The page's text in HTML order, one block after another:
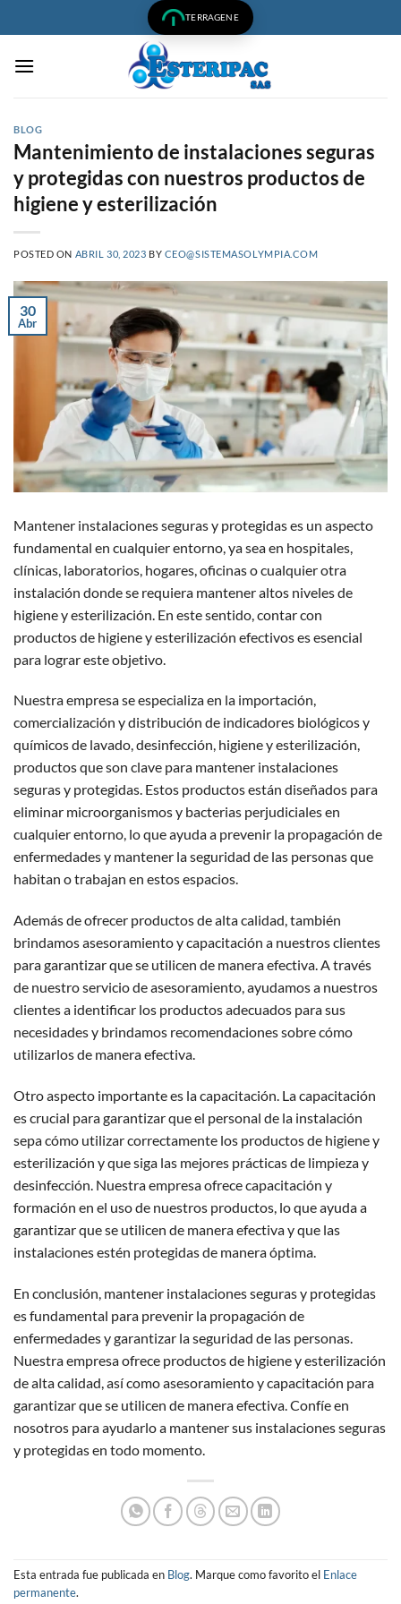
al
TERRAGENE
BLOG
Mantenimiento de instalaciones seguras
y protegidas con nuestros productos de
higiene y esterilización
POSTED ON ABRIL 30, 2023 BY CEO@SISTEMASOLYMPIA.COM
30
Abr
Mantener instalaciones seguras y protegidas es un aspecto
fundamental en cualquier entorno, ya sea en hospitales,
clínicas, laboratorios, hogares, oficinas o cualquier otra
instalación donde se requiera mantener altos niveles de
higiene y esterilización. En este sentido, contar con
productos de higiene y esterilización efectivos es esencial
para lograr este objetivo.
Nuestra empresa se especializa en la importación,
comercialización y distribución de indicadores biológicos y
químicos de lavado, desinfección, higiene y esterilización,
productos que son clave para mantener instalaciones
seguras y protegidas. Estos productos están diseñados para
eliminar microorganismos y bacterias perjudiciales en
cualquier entorno, lo que ayuda a prevenir la propagación de
enfermedades y mantener la seguridad de las personas que
habitan o trabajan en estos espacios.
Además de ofrecer productos de alta calidad, también
brindamos asesoramiento y capacitación a nuestros clientes
para garantizar que se utilicen de manera efectiva. A través
de nuestro servicio de asesoramiento, ayudamos a nuestros
clientes a identificar los productos adecuados para sus
necesidades y brindamos recomendaciones sobre cómo
utilizarlos de manera efectiva.
Otro aspecto importante es la capacitación. La capacitación
es crucial para garantizar que el personal de la instalación
sepa cómo utilizar correctamente los productos de higiene y
esterilización y que siga las mejores prácticas de limpieza y
desinfección. Nuestra empresa ofrece capacitación y
formación en el uso de nuestros productos, lo que ayuda a
garantizar que se utilicen de manera efectiva y que las
instalaciones estén protegidas de manera óptima.
En conclusión, mantener instalaciones seguras y protegidas
es fundamental para prevenir la propagación de
enfermedades y garantizar la seguridad de las personas.
Nuestra empresa ofrece productos de higiene y esterilización
de alta calidad, así como asesoramiento y capacitación para
garantizar que se utilicen de manera efectiva. Confíe en
nosotros para ayudarlo a mantener sus instalaciones seguras
y protegidas en todo momento.
Esta entrada fue publicada en Blog. Marque como favorito el Enlace
permanente.